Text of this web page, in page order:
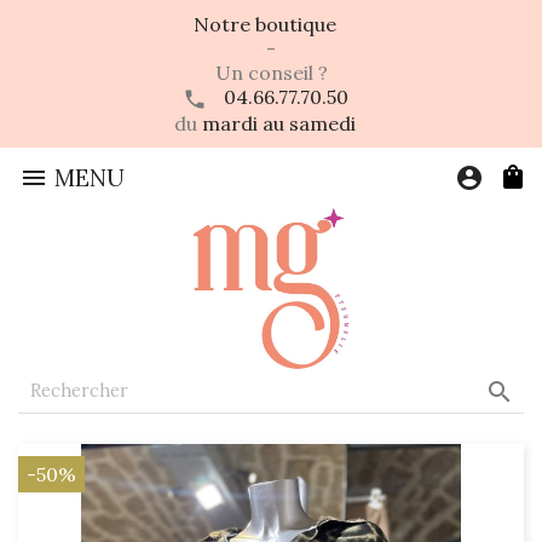
Notre boutique
-
Un conseil ?
04.66.77.70.50
du mardi au samedi
 MENU account_circle

-50%